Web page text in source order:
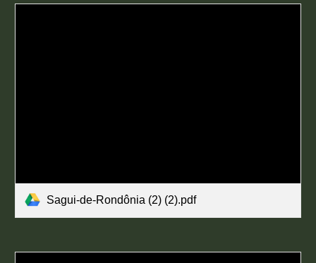
Sagui-de-Rondônia (2) (2).pdf